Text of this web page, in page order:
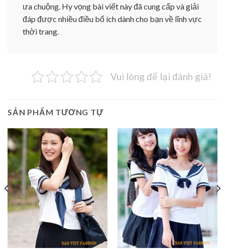
ưa chuộng. Hy vọng bài viết này đã cung cấp và giải
đáp được nhiều điều bổ ích dành cho bạn về lĩnh vực
thời trang.
Vui lòng để lại đánh giá!
SẢN PHẨM TƯƠNG TỰ